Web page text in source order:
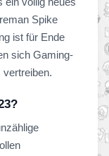
Spike
ist für Ende
sich Gaming-
vertreiben.